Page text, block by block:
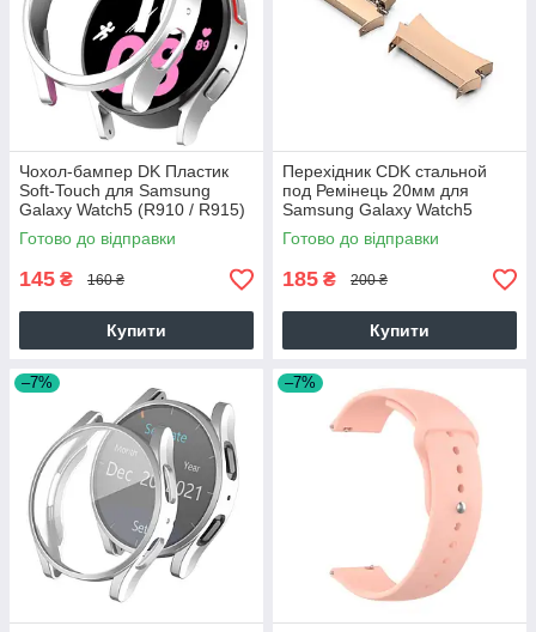
Чохол-бампер DK Пластик
Soft-Touch для Samsung
Galaxy Watch5 (R910 / R915)
44mm (015215) (silver)
Готово до відправки
145 ₴ 160 ₴
Купити
Перехідник CDK стальной
под Ремінець 20мм для
Samsung Galaxy Watch5
(R910 / R915)44mm (2шт.)
(014483) (rose gold)
Готово до відправки
185 ₴ 200 ₴
Купити
–7% –7%